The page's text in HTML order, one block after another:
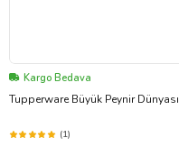
Kargo Bedava
Tupperware Büyük Peynir Dünyası
(1)